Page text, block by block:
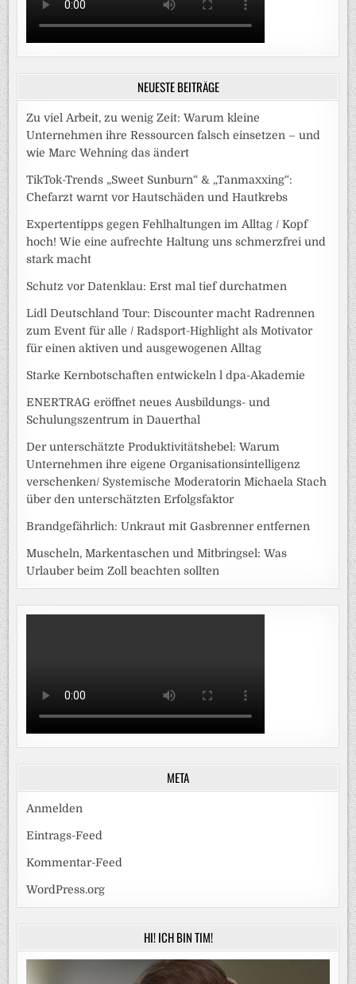
NEUESTE BEITRÄGE
Zu viel Arbeit, zu wenig Zeit: Warum kleine
Unternehmen ihre Ressourcen falsch einsetzen – und
wie Marc Wehning das ändert
TikTok-Trends „Sweet Sunburn“ & „Tanmaxxing“:
Chefarzt warnt vor Hautschäden und Hautkrebs
Expertentipps gegen Fehlhaltungen im Alltag / Kopf
hoch! Wie eine aufrechte Haltung uns schmerzfrei und
stark macht
Schutz vor Datenklau: Erst mal tief durchatmen
Lidl Deutschland Tour: Discounter macht Radrennen
zum Event für alle / Radsport-Highlight als Motivator
für einen aktiven und ausgewogenen Alltag
Starke Kernbotschaften entwickeln l dpa-Akademie
ENERTRAG eröffnet neues Ausbildungs- und
Schulungszentrum in Dauerthal
Der unterschätzte Produktivitätshebel: Warum
Unternehmen ihre eigene Organisationsintelligenz
verschenken/ Systemische Moderatorin Michaela Stach
über den unterschätzten Erfolgsfaktor
Brandgefährlich: Unkraut mit Gasbrenner entfernen
Muscheln, Markentaschen und Mitbringsel: Was
Urlauber beim Zoll beachten sollten
META
Anmelden
Eintrags-Feed
Kommentar-Feed
WordPress.org
HI! ICH BIN TIM!